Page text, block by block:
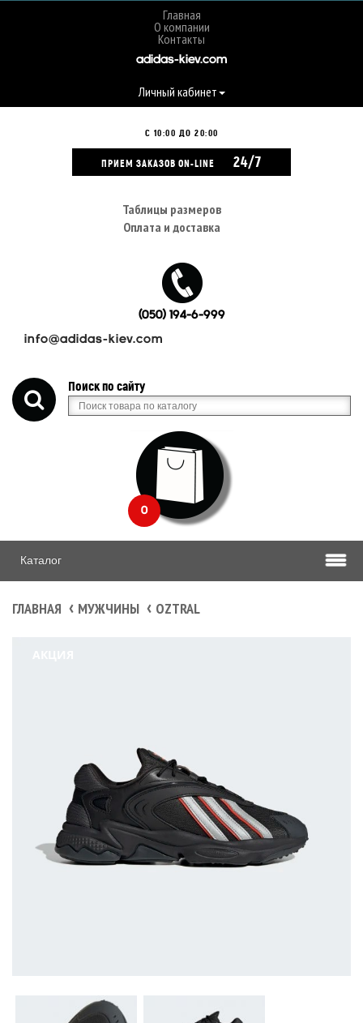
Главная
О компании
Контакты
adidas-kiev.com
Личный кабинет
С 10:00 ДО 20:00
ПРИЕМ ЗАКАЗОВ ON-LINE 24/7
Таблицы размеров
Оплата и доставка
(050) 194-6-999
info@adidas-kiev.com
Поиск по сайту
0
Каталог
ГЛАВНАЯ МУЖЧИНЫ OZTRAL